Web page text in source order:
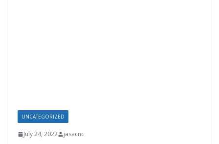
UNCATEGORIZED
July 24, 2022 jasacnc